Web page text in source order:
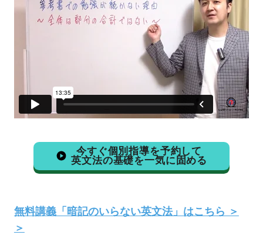
今すぐ個別指導を予約して
英文法の基礎を一気に固める
無料講義「暗記のいらない英文法」はこちら ＞
＞